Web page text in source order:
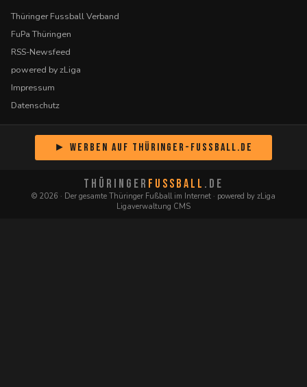
Thüringer Fussball Verband
FuPa Thüringen
RSS-Newsfeed
powered by zLiga
Impressum
Datenschutz
► Werben auf Thüringer-Fussball.de
THÜRINGER FUSSBALL .DE
© 2026 · Der gesamte Thüringer Fußball im Internet · powered by zLiga
Ligaverwaltung CMS